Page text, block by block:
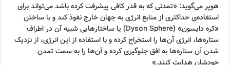
هوپر می‌گوید: «تمدنی که به قدر کافی پیشرفت کرده باشد می‌تواند برای
استفاده‌ی حداکثری از منابع انرژی به جهان خارج نفوذ کند و با ساختن
«کره دایسون» (Dyson Sphere) یا ساختارهایی شبیه آن در اطراف
ستاره‌ها، انرژی آن‌ها را استخراج کرده و با استفاده از این انرژی، از نزدیک
شدن آن ستاره‌ها به افق جلوگیری کرده و آن‌ها را به سمت تمدن